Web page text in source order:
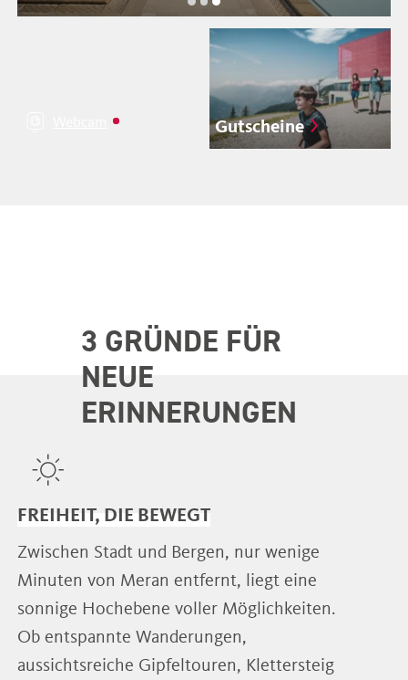
Leider gibt es
Gutscheine
3 GRÜNDE FÜR
NEUE
ERINNERUNGEN
FREIHEIT, DIE BEWEGT
Zwischen Stadt und Bergen, nur wenige
Minuten von Meran entfernt, liegt eine
sonnige Hochebene voller Möglichkeiten.
Ob entspannte Wanderungen,
aussichtsreiche Gipfeltouren, Klettersteig